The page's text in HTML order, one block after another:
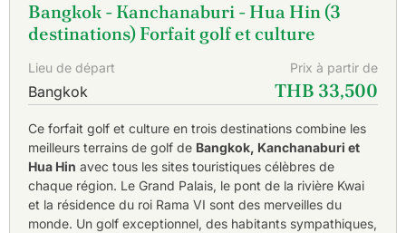
Bangkok - Kanchanaburi - Hua Hin (3
destinations) Forfait golf et culture
Lieu de départ Prix à partir de
Bangkok THB 33,500
Ce forfait golf et culture en trois destinations combine les
meilleurs terrains de golf de Bangkok, Kanchanaburi et
Hua Hin avec tous les sites touristiques célèbres de
chaque région. Le Grand Palais, le pont de la rivière Kwai
et la résidence du roi Rama VI sont des merveilles du
monde. Un golf exceptionnel, des habitants sympathiques,